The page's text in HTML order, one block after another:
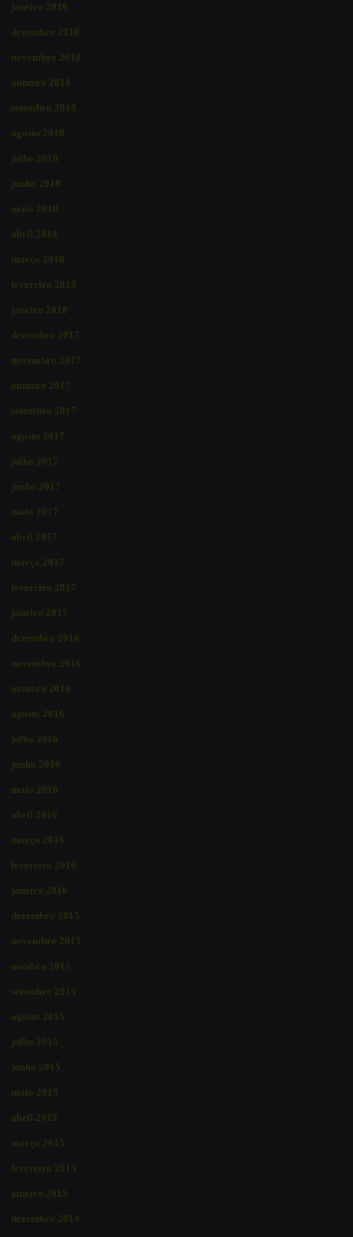
janeiro 2019
dezembro 2018
novembro 2018
outubro 2018
setembro 2018
agosto 2018
julho 2018
junho 2018
maio 2018
abril 2018
março 2018
fevereiro 2018
janeiro 2018
dezembro 2017
novembro 2017
outubro 2017
setembro 2017
agosto 2017
julho 2017
junho 2017
maio 2017
abril 2017
março 2017
fevereiro 2017
janeiro 2017
dezembro 2016
novembro 2016
outubro 2016
agosto 2016
julho 2016
junho 2016
maio 2016
abril 2016
março 2016
fevereiro 2016
janeiro 2016
dezembro 2015
novembro 2015
outubro 2015
setembro 2015
agosto 2015
julho 2015
junho 2015
maio 2015
abril 2015
março 2015
fevereiro 2015
janeiro 2015
dezembro 2014